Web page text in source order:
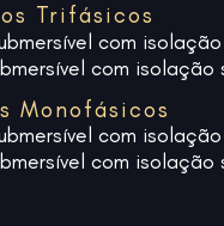
Trifásicos
com
com isolação
Monofásicos
com
com isolação